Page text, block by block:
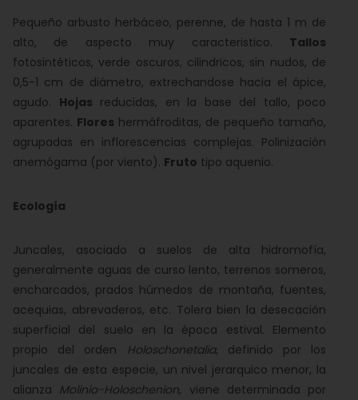
Pequeño arbusto herbáceo, perenne, de hasta 1 m de
alto, de aspecto muy caracteristico. Tallos
fotosintéticos, verde oscuros, cilindricos, sin nudos, de
0,5-1 cm de diámetro, extrechandose hacia el ápice,
agudo. Hojas reducidas, en la base del tallo, poco
aparentes. Flores hermáfroditas, de pequeño tamaño,
agrupadas en inflorescencias complejas. Polinización
anemógama (por viento). Fruto tipo aquenio.
Ecología
Juncales, asociado a suelos de alta hidromofía,
generalmente aguas de curso lento, terrenos someros,
encharcados, prados húmedos de montaña, fuentes,
acequias, abrevaderos, etc. Tolera bien la desecación
superficial del suelo en la época estival. Elemento
propio del orden Holoschonetalia, definido por los
juncales de esta especie, un nivel jerarquico menor, la
alianza Molinio-Holoschenion, viene determinada por